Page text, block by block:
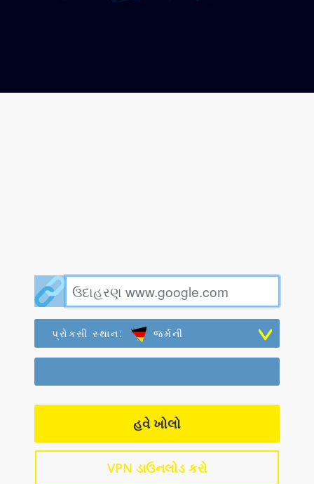
પ્રોક્સી સ્થાન: જર્મની
હવે ખોલો
VPN ડાઉનલોડ કરો